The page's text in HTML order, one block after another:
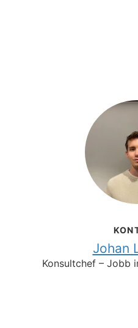
Johan
Konsultchef – Jobb